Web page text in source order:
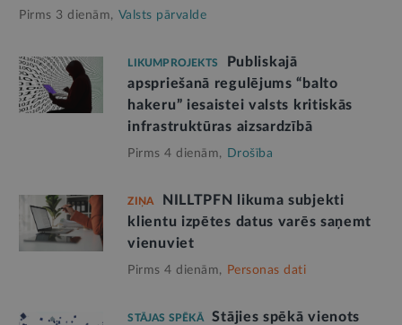
Pirms 3 dienām, Valsts pārvalde
LIKUMPROJEKTS
Publiskajā
apspriešanā regulējums “balto
hakeru” iesaistei valsts kritiskās
infrastruktūras aizsardzībā
Pirms 4 dienām, Drošība
ZIŅA
NILLTPFN likuma subjekti
klientu izpētes datus varēs saņemt
vienuviet
Pirms 4 dienām, Personas dati
STĀJAS SPĒKĀ
Stājies spēkā vienots